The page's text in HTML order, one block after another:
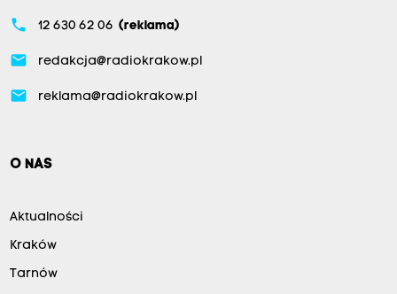
phone 12 630 62 06 (reklama)
email redakcja@radiokrakow.pl
email reklama@radiokrakow.pl
O NAS
Aktualności
Kraków
Tarnów